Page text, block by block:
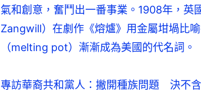
氣和創意，奮鬥出一番事業。1908年，英
Zangwill）在劇作《熔爐》用金屬坩堝比
（melting pot）漸漸成為美國的代名詞。
專訪華裔共和黨人：撇開種族問題　決不